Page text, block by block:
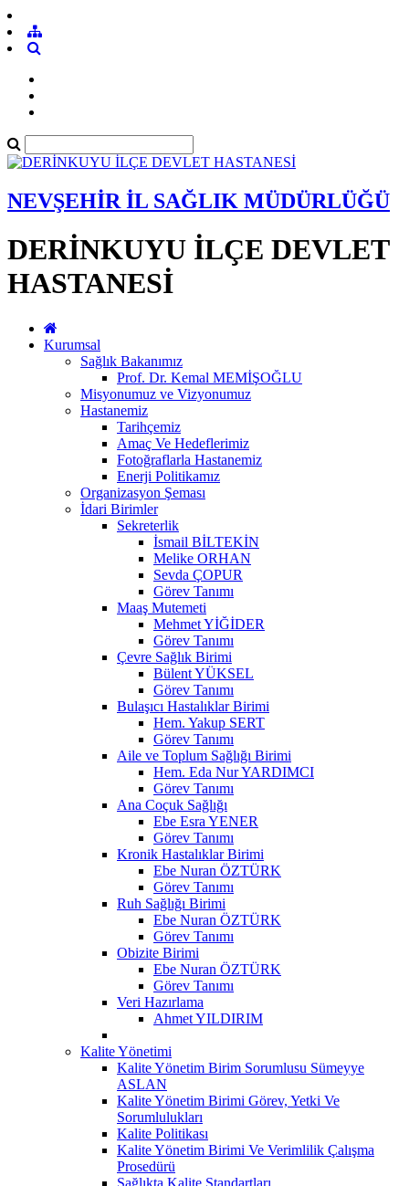
NEVŞEHİR İL SAĞLIK MÜDÜRLÜĞÜ
DERİNKUYU İLÇE DEVLET
HASTANESİ
Kurumsal
Sağlık Bakanımız
Prof. Dr. Kemal MEMİŞOĞLU
Misyonumuz ve Vizyonumuz
Hastanemiz
Tarihçemiz
Amaç Ve Hedeflerimiz
Fotoğraflarla Hastanemiz
Enerji Politikamız
Organizasyon Şeması
İdari Birimler
Sekreterlik
İsmail BİLTEKİN
Melike ORHAN
Sevda ÇOPUR
Görev Tanımı
Maaş Mutemeti
Mehmet YİĞİDER
Görev Tanımı
Çevre Sağlık Birimi
Bülent YÜKSEL
Görev Tanımı
Bulaşıcı Hastalıklar Birimi
Hem. Yakup SERT
Görev Tanımı
Aile ve Toplum Sağlığı Birimi
Hem. Eda Nur YARDIMCI
Görev Tanımı
Ana Coçuk Sağlığı
Ebe Esra YENER
Görev Tanımı
Kronik Hastalıklar Birimi
Ebe Nuran ÖZTÜRK
Görev Tanımı
Ruh Sağlığı Birimi
Ebe Nuran ÖZTÜRK
Görev Tanımı
Obizite Birimi
Ebe Nuran ÖZTÜRK
Görev Tanımı
Veri Hazırlama
Ahmet YILDIRIM
Kalite Yönetimi
Kalite Yönetim Birim Sorumlusu Sümeyye
ASLAN
Kalite Yönetim Birimi Görev, Yetki Ve
Sorumlulukları
Kalite Politikası
Kalite Yönetim Birimi Ve Verimlilik Çalışma
Prosedürü
Sağlıkta Kalite Standartları